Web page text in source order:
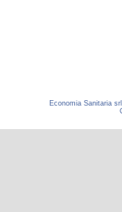
Economia Sanitaria